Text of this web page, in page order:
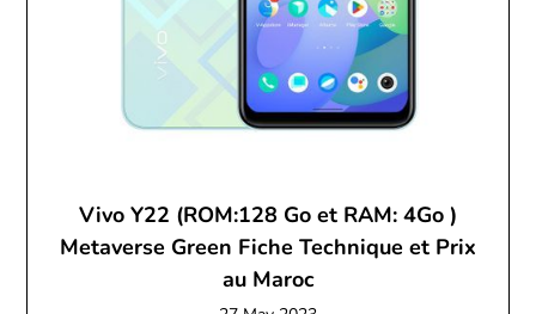
Vivo Y22 (ROM:128 Go et RAM: 4Go )
Metaverse Green Fiche Technique et Prix
au Maroc